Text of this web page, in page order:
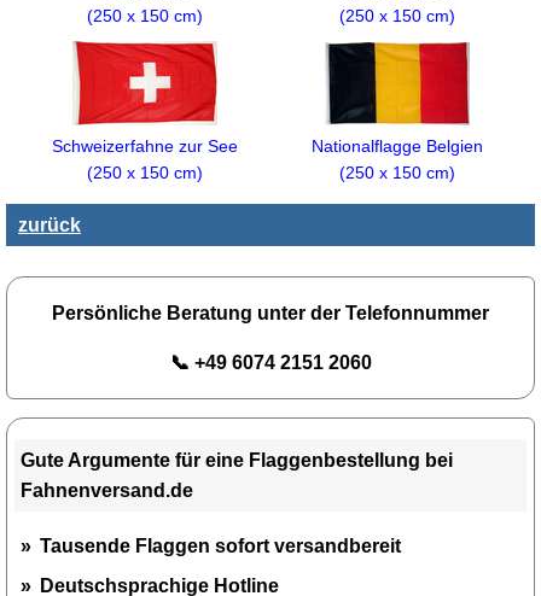
(250 x 150 cm)
(250 x 150 cm)
Schweizerfahne zur See
(250 x 150 cm)
Nationalflagge Belgien
(250 x 150 cm)
zurück
Persönliche Beratung unter der Telefonnummer
📞 +49 6074 2151 2060
Gute Argumente für eine Flaggenbestellung bei
Fahnenversand.de
Tausende Flaggen sofort versandbereit
Deutschsprachige Hotline